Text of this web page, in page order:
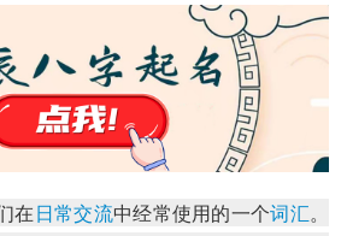
在日常交流中经常使用的一个词汇。